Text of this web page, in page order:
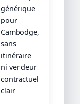
générique
pour
Cambodge,
sans
itinéraire
ni vendeur
contractuel
clair